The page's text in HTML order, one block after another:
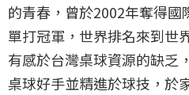
的青春，曾於2002年奪得
單打冠軍，世界排名來到世
有感於台灣桌球資源的缺乏
桌球好手並精進於球技，於